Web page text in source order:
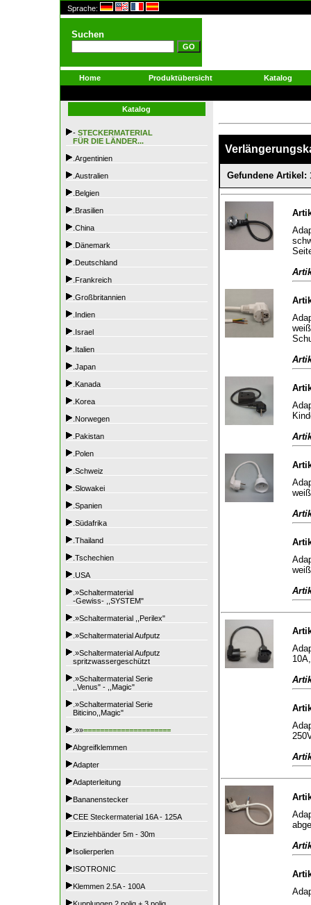
Sprache:
Suchen
Home Produktübersicht Katalog
Katalog
- STECKERMATERIAL
FÜR DIE LÄNDER...
.Argentinien
.Australien
.Belgien
.Brasilien
.China
.Dänemark
.Deutschland
.Frankreich
.Großbritannien
.Indien
.Israel
.Italien
.Japan
.Kanada
.Korea
.Norwegen
.Pakistan
.Polen
.Schweiz
.Slowakei
.Spanien
.Südafrika
.Thailand
.Tschechien
.USA
.»Schaltermaterial
-Gewiss- ,,SYSTEM"
.»Schaltermaterial ,,Perilex"
.»Schaltermaterial Aufputz
.»Schaltermaterial Aufputz
spritzwassergeschützt
.»Schaltermaterial Serie
,,Venus" - ,,Magic"
.»Schaltermaterial Serie
Biticino,,Magic"
.»»=====================
Abgreifklemmen
Adapter
Adapterleitung
Bananenstecker
CEE Steckermaterial 16A - 125A
Einziehbänder 5m - 30m
Isolierperlen
ISOTRONIC
Klemmen 2.5A - 100A
Gefundene Artikel:
weiß
weiß